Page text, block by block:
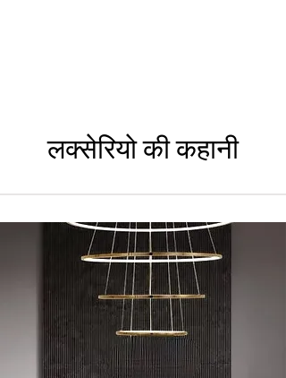
लक्सेरियो की कहानी